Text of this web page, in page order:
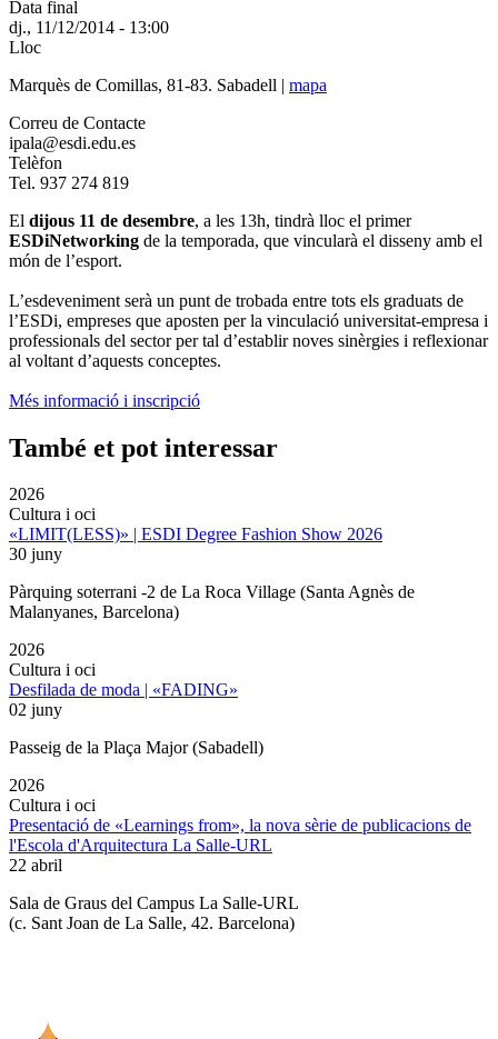
Data final
dj., 11/12/2014 - 13:00
Lloc
Marquès de Comillas, 81-83. Sabadell | mapa
Correu de Contacte
ipala@esdi.edu.es
Telèfon
Tel. 937 274 819
El dijous 11 de desembre, a les 13h, tindrà lloc el primer
ESDiNetworking de la temporada, que vincularà el disseny amb el
món de l’esport.
L’esdeveniment serà un punt de trobada entre tots els graduats de
l’ESDi, empreses que aposten per la vinculació universitat-empresa i
professionals del sector per tal d’establir noves sinèrgies i reflexionar
al voltant d’aquests conceptes.
Més informació i inscripció
També et pot interessar
2026
Cultura i oci
«LIMIT(LESS)» | ESDI Degree Fashion Show 2026
30 juny
Pàrquing soterrani -2 de La Roca Village (Santa Agnès de
Malanyanes, Barcelona)
2026
Cultura i oci
Desfilada de moda | «FADING»
02 juny
Passeig de la Plaça Major (Sabadell)
2026
Cultura i oci
Presentació de «Learnings from», la nova sèrie de publicacions de
l'Escola d'Arquitectura La Salle-URL
22 abril
Sala de Graus del Campus La Salle-URL
(c. Sant Joan de La Salle, 42. Barcelona)